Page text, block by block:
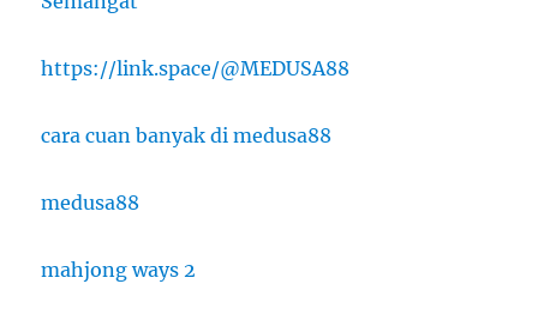
https://link.space/@MEDUSA88
cara cuan banyak di medusa88
medusa88
mahjong ways 2